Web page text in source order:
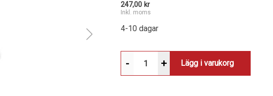
247,00 kr
Inkl. moms
4-10 dagar
- + Lägg i varukorg